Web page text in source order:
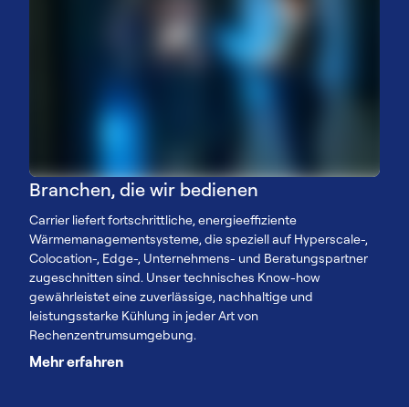
Branchen, die wir bedienen
Carrier liefert fortschrittliche, energieeffiziente
Wärmemanagementsysteme, die speziell auf Hyperscale-,
Colocation-, Edge-, Unternehmens- und Beratungspartner
zugeschnitten sind. Unser technisches Know-how
gewährleistet eine zuverlässige, nachhaltige und
leistungsstarke Kühlung in jeder Art von
Rechenzentrumsumgebung.
Mehr erfahren